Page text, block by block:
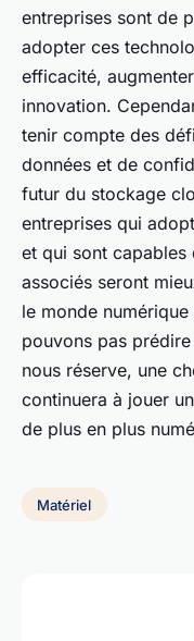
entreprises sont de
adopter ces
efficacité,
innovation.
tenir compte des
données et de
futur du stockage
entreprises qui
et qui sont capables
associés seront
le monde
pouvons pas
nous réserve, une
continuera à jouer
de plus en plus
Matériel